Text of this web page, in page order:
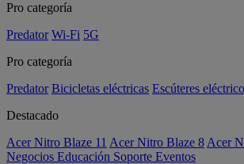
Pro categoría
Predator Wi-Fi 5G
Pro categoría
Predator Bicicletas eléctricas Escúteres
Destacado
Acer Nitro Blaze 11 Acer Nitro Blaze 8 Acer
Negocios Educación Soporte Eventos